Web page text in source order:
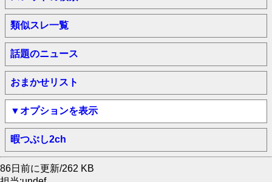
類似スレ一覧
話題のニュース
おまかせリスト
▼オプションを表示
暇つぶし2ch
86日前に更新/262 KB